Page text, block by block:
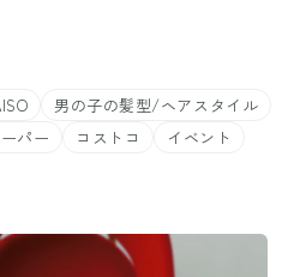
男の子の髪型/ヘアスタイル
パー コストコ
イベント